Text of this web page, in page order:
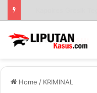
Home / KRIMINAL